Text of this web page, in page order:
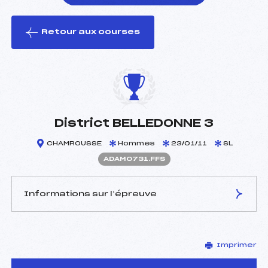
le ski
Retour aux courses
District BELLEDONNE 3
CHAMROUSSE Hommes 23/01/11 SL
ADAM0731.FFS
Informations sur l’épreuve
METZEN DIDIER (DA)
Arbitre :
NOVET NORBERT (SA)
Imprimer